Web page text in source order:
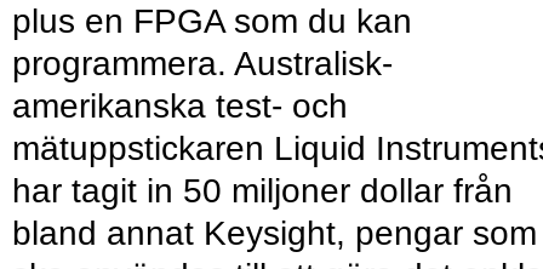
plus en FPGA som du kan
programmera. Australisk-
amerikanska test- och
mätuppstickaren Liquid
har tagit in 50 miljoner dollar från
bland annat Keysight, pengar som